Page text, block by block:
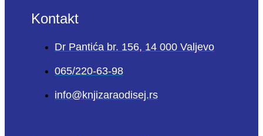
Kontakt
Dr Pantića br. 156, 14 000 Valjevo
065/220-63-98
info@knjizaraodisej.rs